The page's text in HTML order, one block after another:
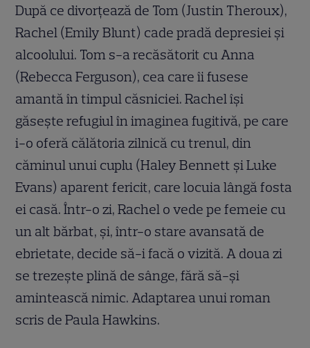
După ce divorțează de Tom (Justin Theroux),
Rachel (Emily Blunt) cade pradă depresiei și
alcoolului. Tom s-a recăsătorit cu Anna
(Rebecca Ferguson), cea care îi fusese
amantă în timpul căsniciei. Rachel își
găsește refugiul în imaginea fugitivă, pe care
i-o oferă călătoria zilnică cu trenul, din
căminul unui cuplu (Haley Bennett și Luke
Evans) aparent fericit, care locuia lângă fosta
ei casă. Într-o zi, Rachel o vede pe femeie cu
un alt bărbat, și, într-o stare avansată de
ebrietate, decide să-i facă o vizită. A doua zi
se trezește plină de sânge, fără să-și
amintească nimic. Adaptarea unui roman
scris de Paula Hawkins.